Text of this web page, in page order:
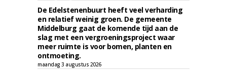
De Edelstenenbuurt heeft veel verharding
en relatief weinig groen. De gemeente
Middelburg gaat de komende tijd aan de
slag met een vergroeningsproject waar
meer ruimte is voor bomen, planten en
ontmoeting.
maandag 3 augustus 2026